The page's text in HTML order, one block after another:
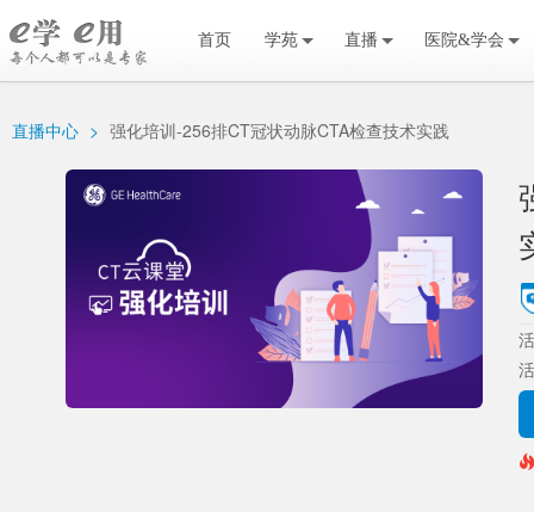
首页 学苑 直播 医院&学会
直播中心 > 强化培训-256排CT冠状动脉CTA检查技术实践